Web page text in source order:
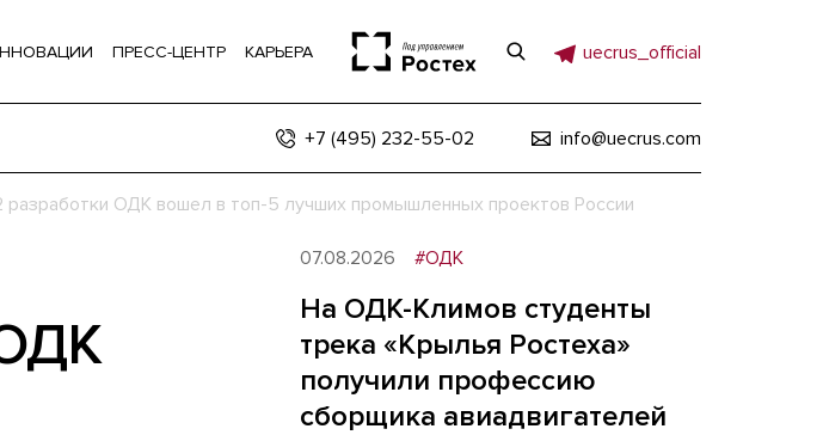
ПРЕСС-ЦЕНТР КАРЬЕРА uecrus_official
+7 (495) 232-55-02 info@uecrus.com
ОДК вошел в топ-5 лучших промышленных проектов России
07.08.2026 #ОДК
На ОДК-Климов студенты
трека «Крылья Ростеха»
получили профессию
сборщика авиадвигателей